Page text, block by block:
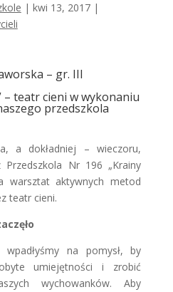
| kwi 13, 2017|
– gr. III
– teatr cieni w wykonaniu
przedszkola
a dokładniej – wieczoru,
Przedszkola Nr 196 „Krainy
warsztat aktywnych metod
teatr cieni.
na pomysł, by
umiejętności i zrobić
wychowanków. Aby